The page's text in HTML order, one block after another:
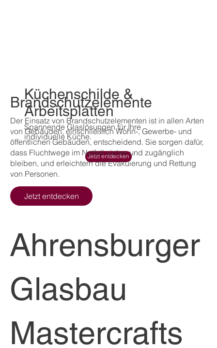
Ahrensburger
Glasbau
Mastercrafts
Küchenschilde &
Arbeitsplatten
Spannende Glaslösungen für Ihre
individuelle Küche.
Jetzt entdecken
Brandschutzelemente
Der Einsatz von Brandschutzelementen ist in allen Arten
von Gebäuden, einschließlich Wohn-, Gewerbe- und
öffentlichen Gebäuden, entscheidend. Sie sorgen dafür,
dass Fluchtwege im Notfall sicher und zugänglich
bleiben, und erleichtern die Evakuierung und Rettung
von Personen.
Jetzt entdecken